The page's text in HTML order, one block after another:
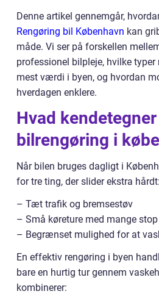
Denne artikel gennemgår,
Rengøring bil København kan
måde. Vi ser på forskellen
professionel bilpleje, hvilke typer
mest værdi i byen, og hvordan
hverdagen enklere.
Hvad
bilrengøring i
Når bilen bruges dagligt i
for tre ting, der slider ekstra hårdt:
– Tæt trafik og bremsestøv
– Små køreture med mange stop
– Begrænset mulighed for at
En effektiv rengøring i byen
bare en hurtig tur gennem
kombinerer: